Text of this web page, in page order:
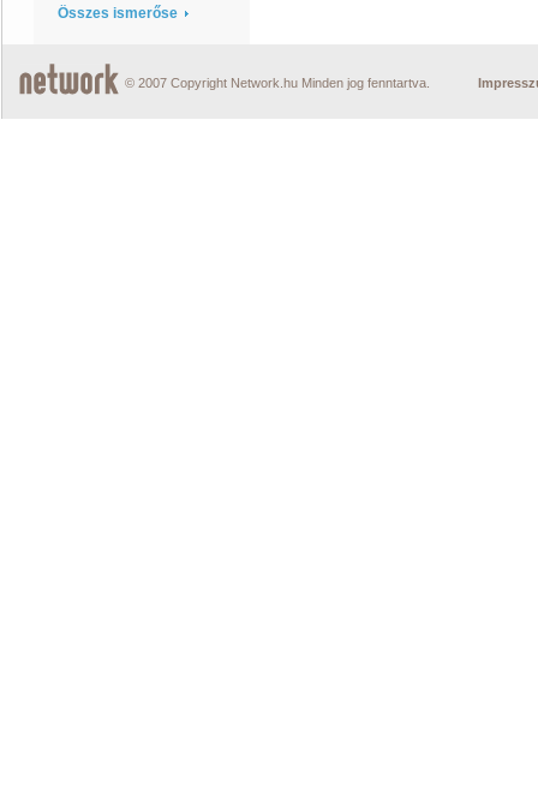
Összes ismerőse
© 2007 Copyright Network.hu Minden jog fenntartva.